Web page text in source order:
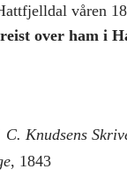
våren
over ham i
Knudsens
, 1843